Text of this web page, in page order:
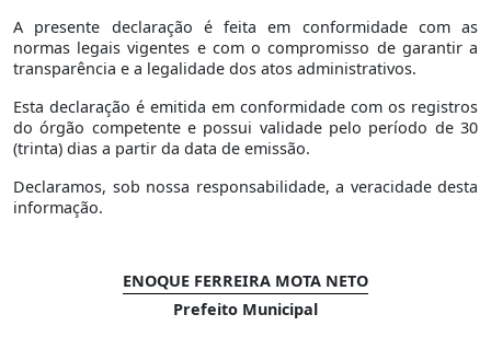
A presente declaração é feita em conformidade com as
normas legais vigentes e com o compromisso de garantir a
transparência e a legalidade dos atos administrativos.
Esta declaração é emitida em conformidade com os registros
do órgão competente e possui validade pelo período de 30
(trinta) dias a partir da data de emissão.
Declaramos, sob nossa responsabilidade, a veracidade desta
informação.
ENOQUE FERREIRA MOTA NETO
Prefeito Municipal